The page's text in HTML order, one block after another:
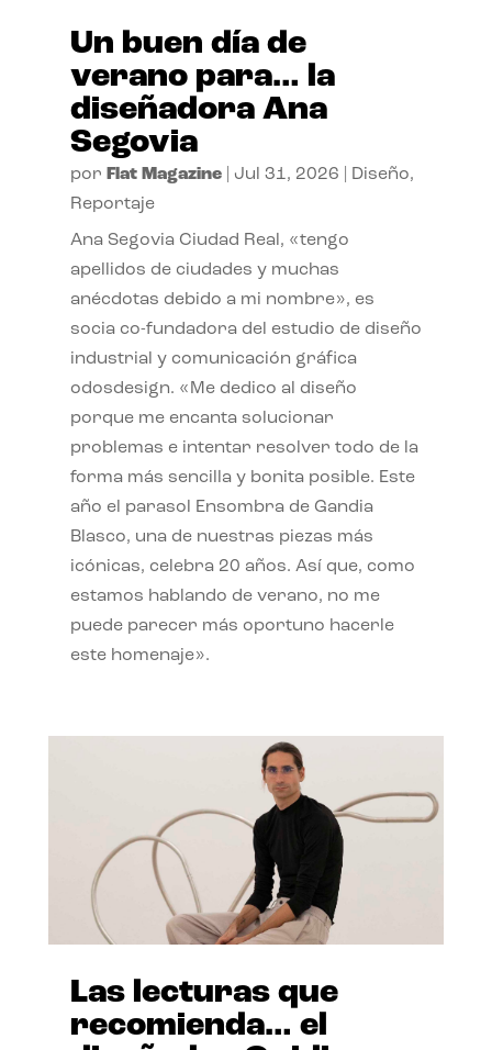
Un buen día de
verano para… la
diseñadora Ana
Segovia
por Flat Magazine| Jul 31, 2026 Diseño,
Reportaje
Ana Segovia Ciudad Real, «tengo
apellidos de ciudades y muchas
anécdotas debido a mi nombre», es
socia co-fundadora del estudio de diseño
industrial y comunicación gráfica
odosdesign. «Me dedico al diseño
porque me encanta solucionar
problemas e intentar resolver todo de la
forma más sencilla y bonita posible. Este
año el parasol Ensombra de Gandia
Blasco, una de nuestras piezas más
icónicas, celebra 20 años. Así que, como
estamos hablando de verano, no me
puede parecer más oportuno hacerle
este homenaje».
Las lecturas que
recomienda… el